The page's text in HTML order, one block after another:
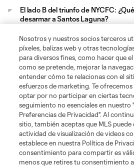
El lado B del triunfo de NYCFC:
desarmar a Santos Laguna?
San Diego FC y sus aficionados
graduación en el Azteca
Acerca de MLS
Social
Nosotros y nuestros socios terceros
píxeles, balizas web y otras
para diversos fines, como hacer que
como se pretende, mejorar la
entender cómo te relacionas con el
esfuerzos de marketing. Te
optar por no participar en ciertas
seguimiento no esenciales en nuestro
Preferencias de Privacidad". Al
sitio, también aceptas que MLS
actividad de visualización de videos
establece en nuestra Política de
consentimiento para compartir es
menos que retires tu consentimiento